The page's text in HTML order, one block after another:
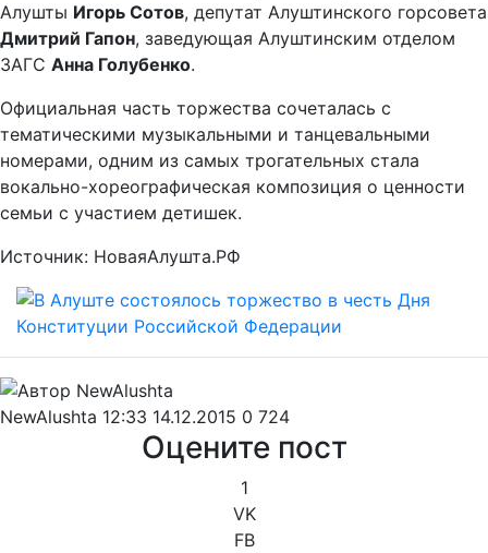
Алушты Игорь Сотов, депутат Алуштинского горсовета
Дмитрий Гапон, заведующая Алуштинским отделом
ЗАГС Анна Голубенко.
Официальная часть торжества сочеталась с
тематическими музыкальными и танцевальными
номерами, одним из самых трогательных стала
вокально-хореографическая композиция о ценности
семьи с участием детишек.
Источник: НоваяАлушта.РФ
NewAlushta 12:33 14.12.2015 0 724
Оцените пост
1
VK
FB